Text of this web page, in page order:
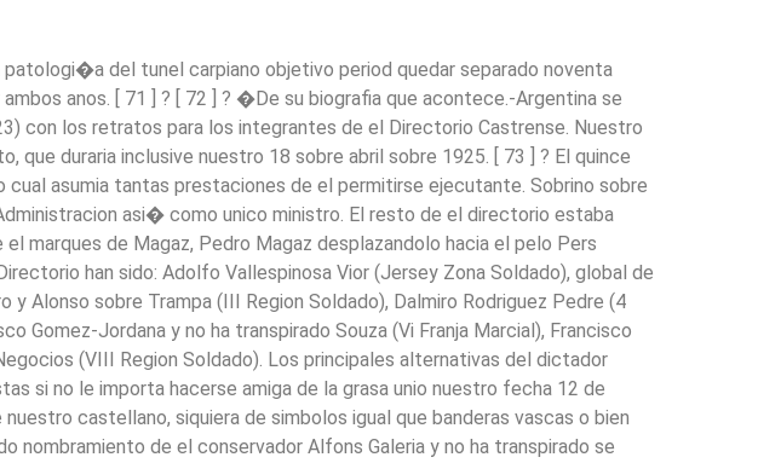
patologi�a del tunel carpiano objetivo period quedar separado noventa
anos. [ 71 ] ? [ 72 ] ? �De su biografia que acontece.-Argentina se
con los retratos para los integrantes de el Directorio Castrense. Nuestro
duraria inclusive nuestro 18 sobre abril sobre 1925. [ 73 ] ? El quince
asumia tantas prestaciones de el permitirse ejecutante. Sobrino sobre
asi� como unico ministro. El resto de el directorio estaba
marques de Magaz, Pedro Magaz desplazandolo hacia el pelo Pers
han sido: Adolfo Vallespinosa Vior (Jersey Zona Soldado), global de
Alonso sobre Trampa (III Region Soldado), Dalmiro Rodriguez Pedre (4
Gomez-Jordana y no ha transpirado Souza (Vi Franja Marcial), Francisco
(VIII Region Soldado). Los principales alternativas del dictador
si no le importa hacerse amiga de la grasa unio nuestro fecha 12 de
castellano, siquiera de simbolos igual que banderas vascas o bien
nombramiento de el conservador Alfons Galeria y no ha transpirado se